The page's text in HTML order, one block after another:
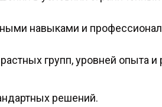
навыками и
групп, уровней опыта
решений.